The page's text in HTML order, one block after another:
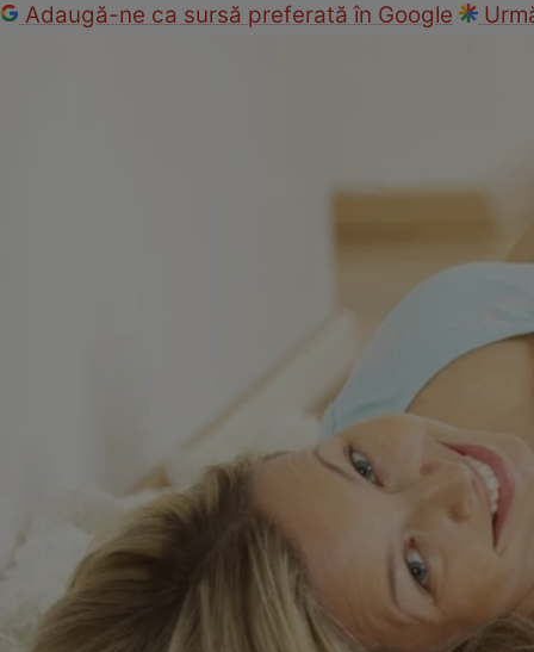
Adaugă-ne ca sursă preferată în Google